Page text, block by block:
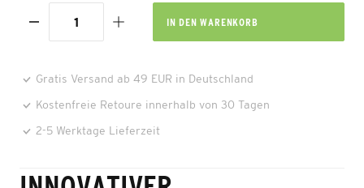
IN DEN WARENKORB
Gratis Versand ab 49 EUR in Deutschland
Kostenfreie Retoure innerhalb von 30 Tagen
2-5 Werktage Lieferzeit